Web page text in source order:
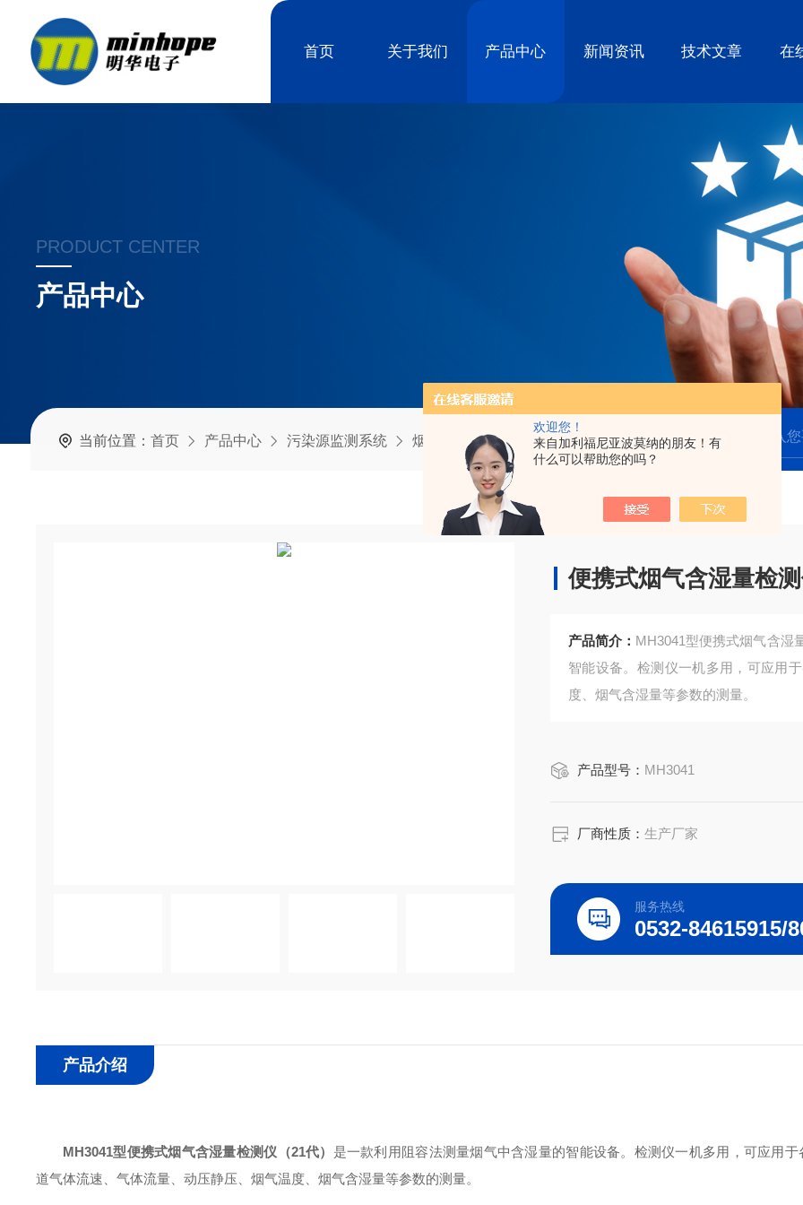
欢迎您！
来自加利福尼亚波莫纳的朋友！有
什么可以帮助您的吗？
首页 关于我们 产品中心 新闻资讯 技术文章 在
PRODUCT CENTER
产品中心
当前位置： 首页 产品中心 污染源监测系统 烟气测试仪 MH3041便携式烟气含湿量检测仪（21代）
便携式烟气含湿量检
产品简介： MH3041型便携式烟气含湿
智能设备。检测仪一机多用，可应用
度、烟气含湿量等参数的测量。
产品型号： MH3041
厂商性质：生产厂家
服务热线
产品介绍
MH3041型便携式烟气含湿量检测仪（21代） 是一款利用阻容法测量烟气中含湿量的智能设备。检测仪一机多用，可应用于
道气体流速、气体流量、动压静压、烟气温度、烟气含湿量等参数的测量。